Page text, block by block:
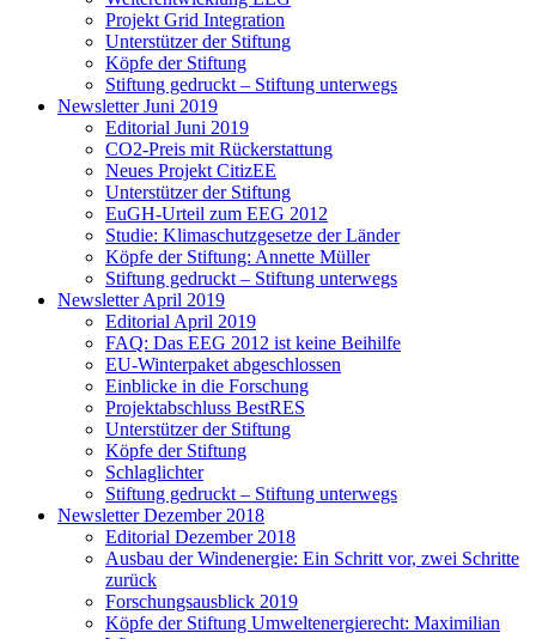
Projekt Grid Integration
Unterstützer der Stiftung
Köpfe der Stiftung
Stiftung gedruckt – Stiftung unterwegs
Newsletter Juni 2019
Editorial Juni 2019
CO2-Preis mit Rückerstattung
Neues Projekt CitizEE
Unterstützer der Stiftung
EuGH-Urteil zum EEG 2012
Studie: Klimaschutzgesetze der Länder
Köpfe der Stiftung: Annette Müller
Stiftung gedruckt – Stiftung unterwegs
Newsletter April 2019
Editorial April 2019
FAQ: Das EEG 2012 ist keine Beihilfe
EU-Winterpaket abgeschlossen
Einblicke in die Forschung
Projektabschluss BestRES
Unterstützer der Stiftung
Köpfe der Stiftung
Schlaglichter
Stiftung gedruckt – Stiftung unterwegs
Newsletter Dezember 2018
Editorial Dezember 2018
Ausbau der Windenergie: Ein Schritt vor, zwei Schritte
zurück
Forschungsausblick 2019
Köpfe der Stiftung Umweltenergierecht: Maximilian